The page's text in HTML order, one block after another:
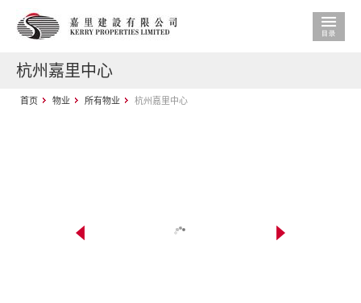
杭州嘉里中心
首页 物业 所有物业 杭州嘉里中心